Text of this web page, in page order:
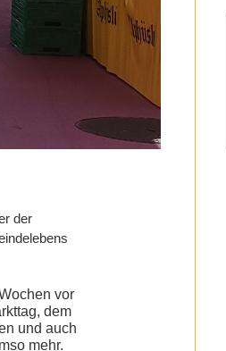
der
vor
dem
und auch
mehr.